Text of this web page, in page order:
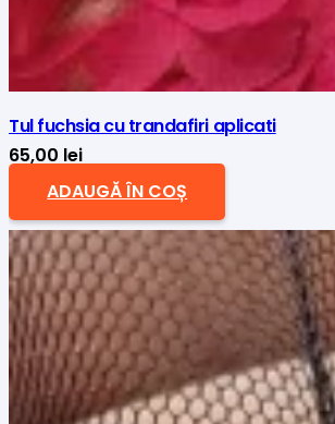
Tul fuchsia cu trandafiri aplicati
65,00 lei
ADAUGĂ ÎN COȘ